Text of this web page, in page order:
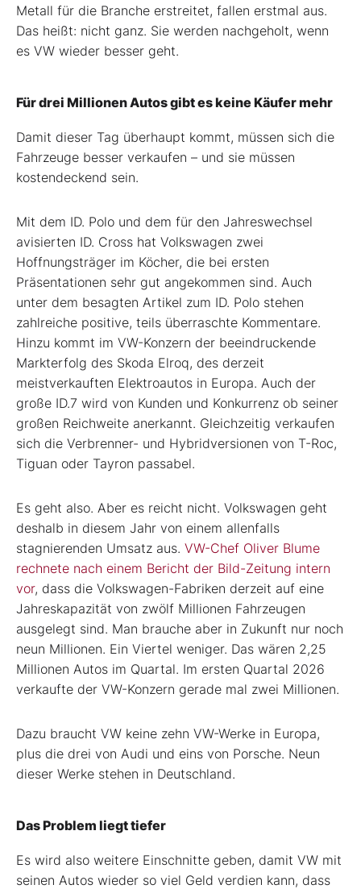
Metall für die Branche erstreitet, fallen erstmal aus.
Das heißt: nicht ganz. Sie werden nachgeholt, wenn
es VW wieder besser geht.
Für drei Millionen Autos gibt es keine Käufer mehr
Damit dieser Tag überhaupt kommt, müssen sich die
Fahrzeuge besser verkaufen – und sie müssen
kostendeckend sein.
Mit dem ID. Polo und dem für den Jahreswechsel
avisierten ID. Cross hat Volkswagen zwei
Hoffnungsträger im Köcher, die bei ersten
Präsentationen sehr gut angekommen sind. Auch
unter dem besagten Artikel zum ID. Polo stehen
zahlreiche positive, teils überraschte Kommentare.
Hinzu kommt im VW-Konzern der beeindruckende
Markterfolg des Skoda Elroq, des derzeit
meistverkauften Elektroautos in Europa. Auch der
große ID.7 wird von Kunden und Konkurrenz ob seiner
großen Reichweite anerkannt. Gleichzeitig verkaufen
sich die Verbrenner- und Hybridversionen von T-Roc,
Tiguan oder Tayron passabel.
Es geht also. Aber es reicht nicht. Volkswagen geht
deshalb in diesem Jahr von einem allenfalls
stagnierenden Umsatz aus. VW-Chef Oliver Blume
rechnete nach einem Bericht der Bild-Zeitung intern
vor, dass die Volkswagen-Fabriken derzeit auf eine
Jahreskapazität von zwölf Millionen Fahrzeugen
ausgelegt sind. Man brauche aber in Zukunft nur noch
neun Millionen. Ein Viertel weniger. Das wären 2,25
Millionen Autos im Quartal. Im ersten Quartal 2026
verkaufte der VW-Konzern gerade mal zwei Millionen.
Dazu braucht VW keine zehn VW-Werke in Europa,
plus die drei von Audi und eins von Porsche. Neun
dieser Werke stehen in Deutschland.
Das Problem liegt tiefer
Es wird also weitere Einschnitte geben, damit VW mit
seinen Autos wieder so viel Geld verdien kann, dass